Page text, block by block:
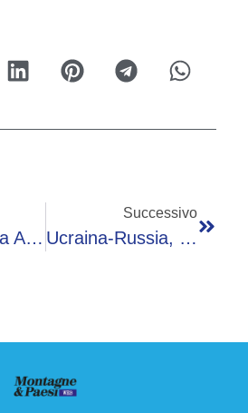
Madre E Figlia Avvelenate A Campobasso, Nuovo Interrogatorio Per La Cugina Laura
Successivo
Ucraina-Russia, Mosca: “Da Mezzanotte Tregua Di Due Giorni”